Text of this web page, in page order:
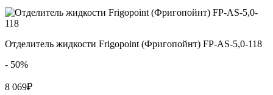
Отделитель жидкости Frigopoint (Фригопойнт) FP-AS-5,0-118
- 50%
8 069₽